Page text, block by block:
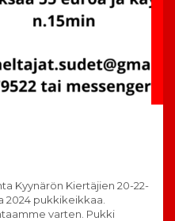
Kyynärön Kiertäjien 20-22-
pukkikeikkaa.
varten. Pukki